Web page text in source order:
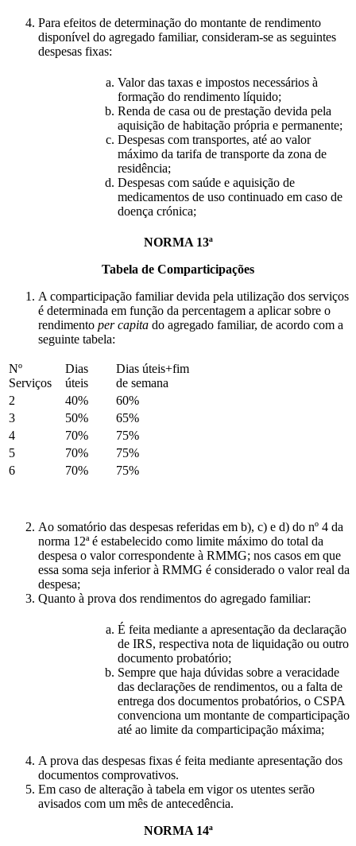
Para efeitos de determinação do montante de rendimento
disponível do agregado familiar, consideram-se as seguintes
despesas fixas:
Valor das taxas e impostos necessários à
formação do rendimento líquido;
Renda de casa ou de prestação devida pela
aquisição de habitação própria e permanente;
Despesas com transportes, até ao valor
máximo da tarifa de transporte da zona de
residência;
Despesas com saúde e aquisição de
medicamentos de uso continuado em caso de
doença crónica;
NORMA 13ª
Tabela de Comparticipações
A comparticipação familiar devida pela utilização dos serviços
é determinada em função da percentagem a aplicar sobre o
rendimento per capita do agregado familiar, de acordo com a
seguinte tabela:
Nº
Serviços
Dias
úteis
Dias úteis+fim
de semana
2
40%
60%
3
50%
65%
4
70%
75%
5
70%
75%
6
70% 75%
Ao somatório das despesas referidas em b), c) e d) do nº 4 da
norma 12ª é estabelecido como limite máximo do total da
despesa o valor correspondente à RMMG; nos casos em que
essa soma seja inferior à RMMG é considerado o valor real da
despesa;
Quanto à prova dos rendimentos do agregado familiar:
É feita mediante a apresentação da declaração
de IRS, respectiva nota de liquidação ou outro
documento probatório;
Sempre que haja dúvidas sobre a veracidade
das declarações de rendimentos, ou a falta de
entrega dos documentos probatórios, o CSPA
convenciona um montante de comparticipação
até ao limite da comparticipação máxima;
A prova das despesas fixas é feita mediante apresentação dos
documentos comprovativos.
Em caso de alteração à tabela em vigor os utentes serão
avisados com um mês de antecedência.
NORMA 14ª